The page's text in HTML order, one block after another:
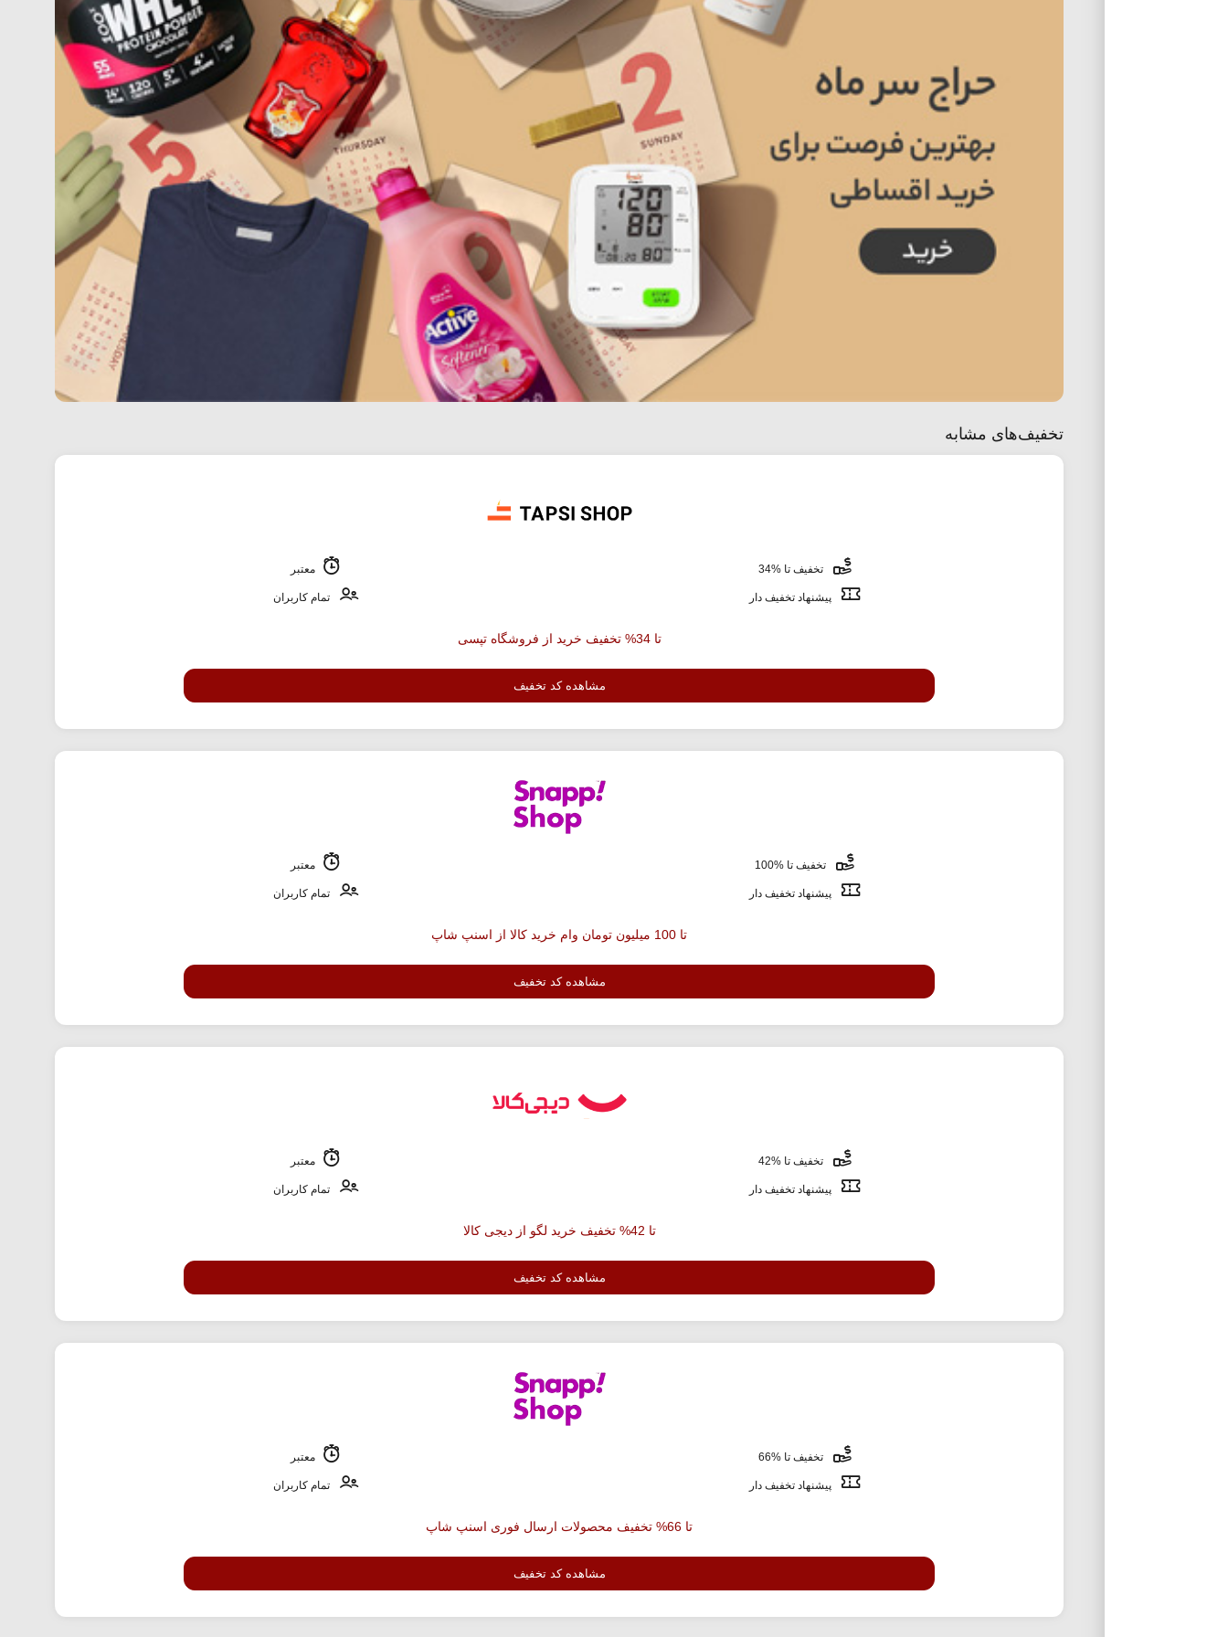
تخفیف‌های مشابه
تخفیف تا %34 معتبر
پیشنهاد تخفیف دار تمام کاربران
تا 34% تخفیف خرید از فروشگاه تپسی
مشاهده کد تخفیف
تخفیف تا %100 معتبر
پیشنهاد تخفیف دار تمام کاربران
تا 100 میلیون تومان وام خرید کالا از اسنپ شاپ
مشاهده کد تخفیف
تخفیف تا %42 معتبر
پیشنهاد تخفیف دار تمام کاربران
تا 42% تخفیف خرید لگو از دیجی کالا
مشاهده کد تخفیف
تخفیف تا %66 معتبر
پیشنهاد تخفیف دار تمام کاربران
تا 66% تخفیف محصولات ارسال فوری اسنپ شاپ
مشاهده کد تخفیف